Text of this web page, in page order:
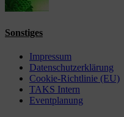
Sonstiges
Impressum
Datenschutzerklärung
Cookie-Richtlinie (EU)
TAKS Intern
Eventplanung